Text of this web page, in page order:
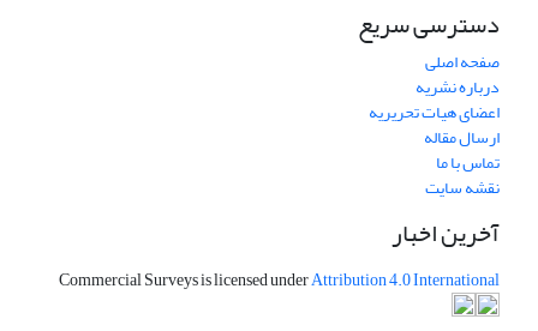
دسترسی سریع
صفحه اصلی
درباره نشریه
اعضای هیات تحریریه
ارسال مقاله
تماس با ما
نقشه سایت
آخرین اخبار
Commercial Surveys is licensed underAttribution 4.0 International